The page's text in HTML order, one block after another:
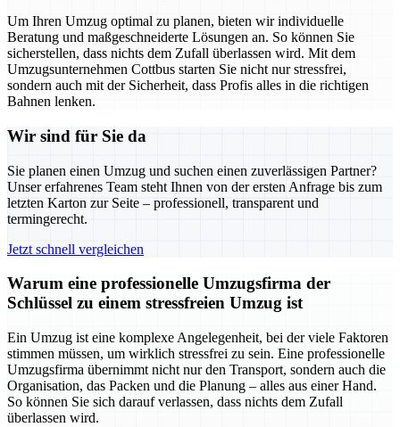
Um Ihren Umzug optimal zu planen, bieten wir individuelle
Beratung und maßgeschneiderte Lösungen an. So können Sie
sicherstellen, dass nichts dem Zufall überlassen wird. Mit dem
Umzugsunternehmen Cottbus starten Sie nicht nur stressfrei,
sondern auch mit der Sicherheit, dass Profis alles in die richtigen
Bahnen lenken.
Wir sind für Sie da
Sie planen einen Umzug und suchen einen zuverlässigen Partner?
Unser erfahrenes Team steht Ihnen von der ersten Anfrage bis zum
letzten Karton zur Seite – professionell, transparent und
termingerecht.
Jetzt schnell vergleichen
Warum eine professionelle Umzugsfirma der
Schlüssel zu einem stressfreien Umzug ist
Ein Umzug ist eine komplexe Angelegenheit, bei der viele Faktoren
stimmen müssen, um wirklich stressfrei zu sein. Eine professionelle
Umzugsfirma übernimmt nicht nur den Transport, sondern auch die
Organisation, das Packen und die Planung – alles aus einer Hand.
So können Sie sich darauf verlassen, dass nichts dem Zufall
überlassen wird.